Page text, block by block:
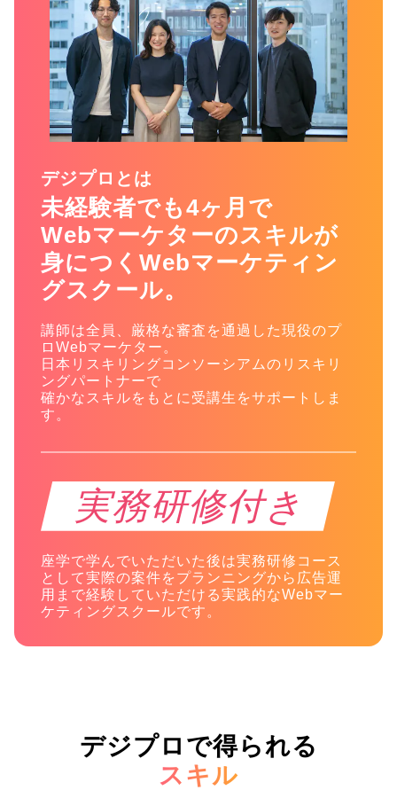
デジプロとは
未経験者でも4ヶ月で
Webマーケターのスキルが
身につく Webマーケティン
グスクール。
講師は全員、厳格な審査を通過した現役のプ
ロWebマーケター。
日本リスキリングコンソーシアムのリスキリ
ングパートナーで
確かなスキルをもとに受講生をサポートしま
す。
実務研修付き
座学で学んでいただいた後は実務研修コース
として実際の案件を プランニングから広告運
用まで経験していただける実践的なWebマー
ケティングスクールです。
デジプロで得られる
スキル